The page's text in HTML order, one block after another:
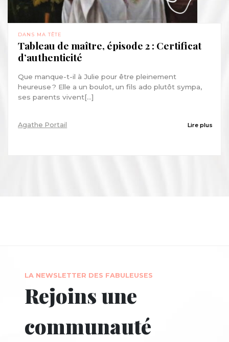
DANS MA TÊTE
Tableau de maître, épisode 2 : Certificat
d’authenticité
Que manque-t-il à Julie pour être pleinement
heureuse ? Elle a un boulot, un fils ado plutôt sympa,
ses parents vivent[...]
Agathe Portail Lire plus
LA NEWSLETTER DES FABULEUSES
Rejoins une
communauté